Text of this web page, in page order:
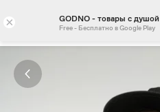
× GODNO - товары с душой
Free - Бесплатно в Google Play